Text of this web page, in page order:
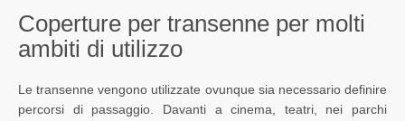
Coperture per transenne per molti
ambiti di utilizzo
Le transenne vengono utilizzate ovunque sia necessario definire
percorsi di passaggio. Davanti a cinema, teatri, nei parchi